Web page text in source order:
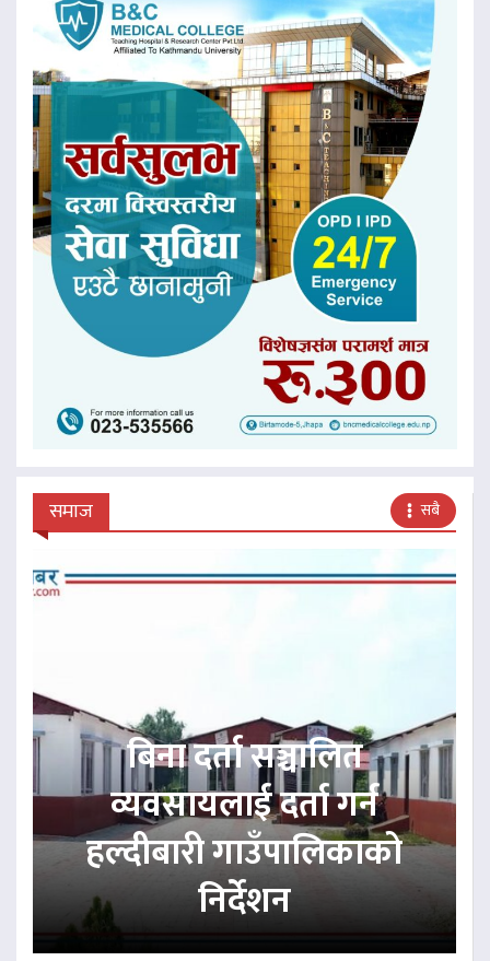
समाज सबै
बिना दर्ता सञ्चालित
व्यवसायलाई दर्ता गर्न
हल्दीबारी गाउँपालिकाको
निर्देशन